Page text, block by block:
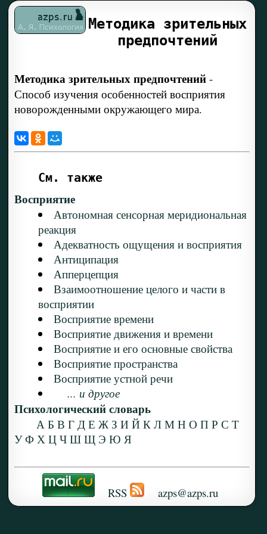
Методика зрительных
предпочтений
Методика зрительных предпочтений-
Способ изучения особенностей восприятия
новорожденными окружающего мира.
См. также
Восприятие
Автономная сенсорная меридиональная
реакция
Адекватность ощущения и восприятия
Антиципация
Апперцепция
Взаимоотношение целого и части в
восприятии
Восприятие времени
Восприятие движения и времени
Восприятие и его основные свойства
Восприятие пространства
Восприятие устной речи
... и другое
Психологический словарь
А Б В Г Д Е Ж З И Й К Л М Н О П Р С Т
У Ф Х Ц Ч Ш Щ Э Ю Я
RSS azps@azps.ru